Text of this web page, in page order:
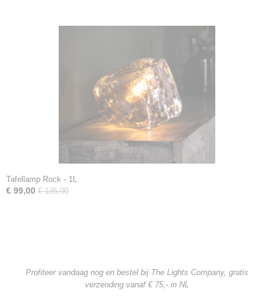
Tafellamp Rock - 1L
€ 99,00 € 135,00
Profiteer vandaag nog en bestel bij The Lights Company, gratis
verzending vanaf € 75,- in NL